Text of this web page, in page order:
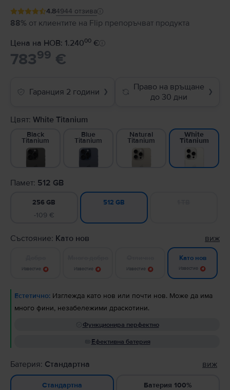
4.84944 отзива
88% от клиентите на Flip препоръчват продукта
Цена на НОВ: 1.24000 €
78399 €
Гаранция 2 години ❯
Право на връщане
до 30 дни
❯
Цвят: White Titanium
Black
Titanium
Blue
Titanium
Natural
Titanium
White
Titanium
Памет: 512 GB
256 GB
-109 €
512 GB
Състояние: Като нов виж
Известие Известие Известие
Като нов
Известие
Естетично: Изглежда като нов или почти нов. Може да има
много фини, незабележими драскотини.
Функционира перфектно
Ефективна батерия
Батерия: Стандартна виж
Стандартна
Батерия 100%